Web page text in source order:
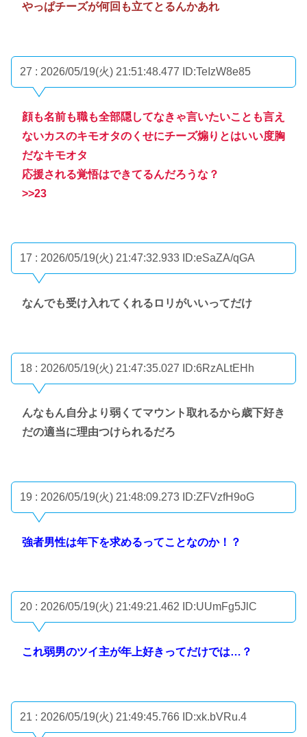
やっぱチーズが何回も立てとるんかあれ
27 : 2026/05/19(火) 21:51:48.477 ID:TeIzW8e85
顔も名前も職も全部隠してなきゃ言いたいことも言え
ないカスのキモオタのくせにチーズ煽りとはいい度胸
だなキモオタ
応援される覚悟はできてるんだろうな？
>>23
17 : 2026/05/19(火) 21:47:32.933 ID:eSaZA/qGA
なんでも受け入れてくれるロリがいいってだけ
18 : 2026/05/19(火) 21:47:35.027 ID:6RzALtEHh
んなもん自分より弱くてマウント取れるから歳下好き
だの適当に理由つけられるだろ
19 : 2026/05/19(火) 21:48:09.273 ID:ZFVzfH9oG
強者男性は年下を求めるってことなのか！？
20 : 2026/05/19(火) 21:49:21.462 ID:UUmFg5JlC
これ弱男のツイ主が年上好きってだけでは…？
21 : 2026/05/19(火) 21:49:45.766 ID:xk.bVRu.4